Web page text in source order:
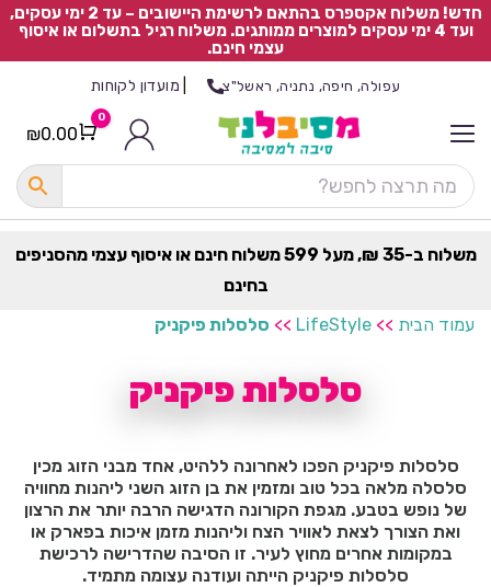
חדש! משלוח אקספרס בהתאם לרשימת היישובים – עד 2 ימי עסקים,
ועד 4 ימי עסקים למוצרים ממותגים. משלוח רגיל בתשלום או איסוף
עצמי חינם.
עפולה, חיפה, נתניה, ראשל"צ מועדון לקוחות
Cart
0
₪0.00
משלוח ב-35 ₪, מעל 599 משלוח חינם או איסוף עצמי מהסניפים
בחינם
עמוד הבית >>
LifeStyle
>> סלסלות פיקניק
סלסלות פיקניק
סלסלות פיקניק הפכו לאחרונה ללהיט, אחד מבני הזוג מכין
סלסלה מלאה בכל טוב ומזמין את בן הזוג השני ליהנות מחוויה
של נופש בטבע. מגפת הקורונה הדגישה הרבה יותר את הרצון
ואת הצורך לצאת לאוויר הצח וליהנות מזמן איכות בפארק או
במקומות אחרים מחוץ לעיר. זו הסיבה שהדרישה לרכישת
סלסלות פיקניק הייתה ועודנה עצומה מתמיד.